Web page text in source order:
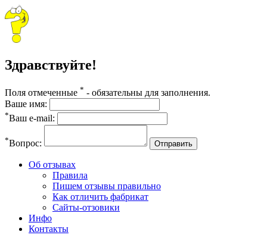
Здравствуйте!
Поля отмеченные * - обязательны для заполнения.
Ваше имя:
*Ваш e-mail:
*Вопрос: Отправить
Об отзывах
Правила
Пишем отзывы правильно
Как отличить фабрикат
Сайты-отзовики
Инфо
Контакты